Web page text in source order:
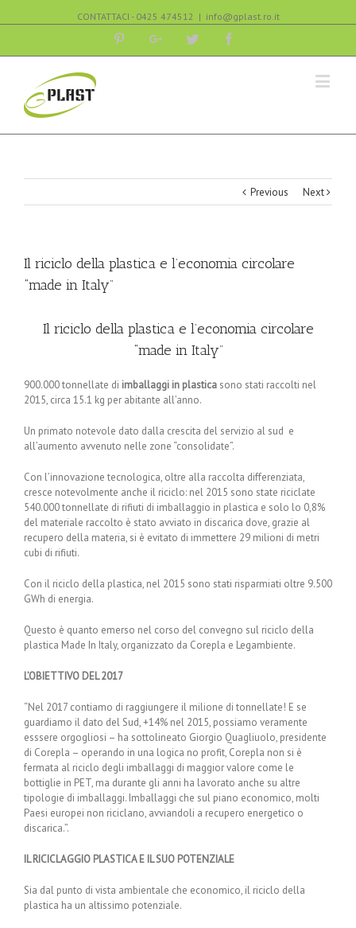
CONTATTACI - 0425 474512 | info@gplast.ro.it
PinterestGoogle+Twitter
Previous Next
Il riciclo della plastica e l’economia circolare
“made in Italy”
Il riciclo della plastica e l’economia circolare
“made in Italy”
900.000 tonnellate di imballaggi in plastica sono stati raccolti nel
2015, circa 15.1 kg per abitante all’anno.
Un primato notevole dato dalla crescita del servizio al sud e
all’aumento avvenuto nelle zone “consolidate”.
Con l’innovazione tecnologica, oltre alla raccolta differenziata,
cresce notevolmente anche il riciclo: nel 2015 sono state riciclate
540.000 tonnellate di rifiuti di imballaggio in plastica e solo lo 0,8%
del materiale raccolto è stato avviato in discarica dove, grazie al
recupero della materia, si è evitato di immettere 29 milioni di metri
cubi di rifiuti.
Con il riciclo della plastica, nel 2015 sono stati risparmiati oltre 9.500
GWh di energia.
Questo è quanto emerso nel corso del convegno sul riciclo della
plastica Made In Italy, organizzato da Corepla e Legambiente.
L’OBIETTIVO DEL 2017
“Nel 2017 contiamo di raggiungere il milione di tonnellate! E se
guardiamo il dato del Sud, +14% nel 2015, possiamo veramente
esssere orgogliosi – ha sottolineato Giorgio Quagliuolo, presidente
di Corepla – operando in una logica no profit, Corepla non si è
fermata al riciclo degli imballaggi di maggior valore come le
bottiglie in PET, ma durante gli anni ha lavorato anche su altre
tipologie di imballaggi. Imballaggi che sul piano economico, molti
Paesi europei non riciclano, avviandoli a recupero energetico o
discarica.”.
IL RICICLAGGIO PLASTICA E IL SUO POTENZIALE
Sia dal punto di vista ambientale che economico, il riciclo della
plastica ha un altissimo potenziale.